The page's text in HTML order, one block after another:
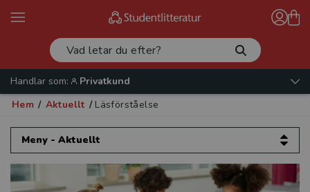
Handlar som:
Privatkund
Hem / Aktuellt / Läsförståelse
Meny - Aktuellt